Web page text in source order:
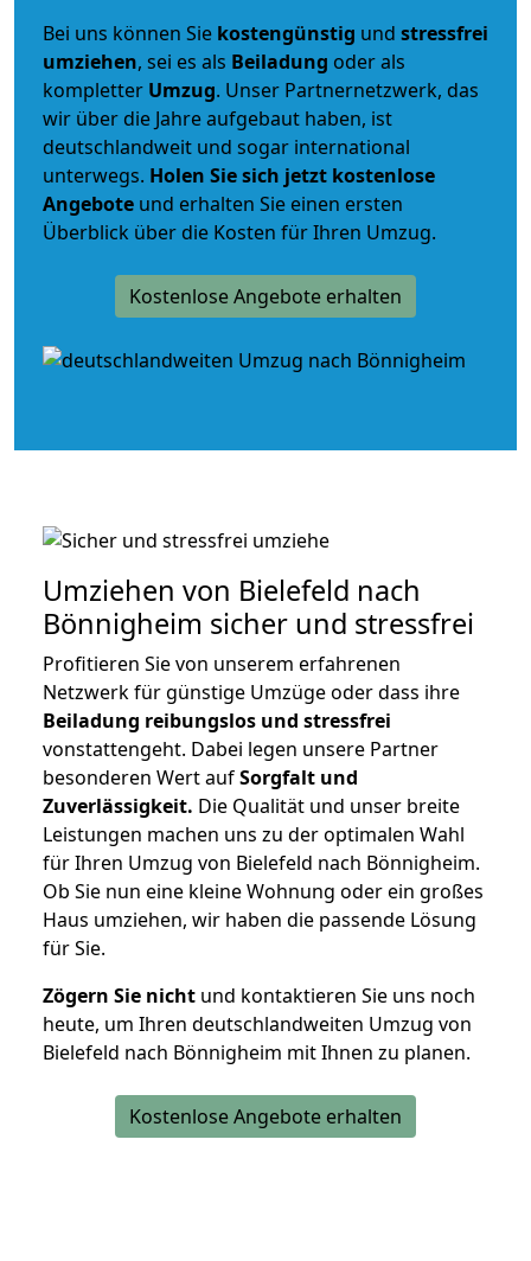
Bei uns können Sie kostengünstig und stressfrei
umziehen, sei es als Beiladung oder als
kompletter Umzug. Unser Partnernetzwerk, das
wir über die Jahre aufgebaut haben, ist
deutschlandweit und sogar international
unterwegs. Holen Sie sich jetzt kostenlose
Angebote und erhalten Sie einen ersten
Überblick über die Kosten für Ihren Umzug.
Kostenlose Angebote erhalten
Umziehen von Bielefeld nach
Bönnigheim sicher und stressfrei
Profitieren Sie von unserem erfahrenen
Netzwerk für günstige Umzüge oder dass ihre
Beiladung reibungslos und stressfrei
vonstattengeht. Dabei legen unsere Partner
besonderen Wert aufSorgfalt und
Zuverlässigkeit. Die Qualität und unser breite
Leistungen machen uns zu der optimalen Wahl
für Ihren Umzug von Bielefeld nach Bönnigheim.
Ob Sie nun eine kleine Wohnung oder ein großes
Haus umziehen, wir haben die passende Lösung
für Sie.
Zögern Sie nicht und kontaktieren Sie uns noch
heute, um Ihren deutschlandweiten Umzug von
Bielefeld nach Bönnigheim mit Ihnen zu planen.
Kostenlose Angebote erhalten